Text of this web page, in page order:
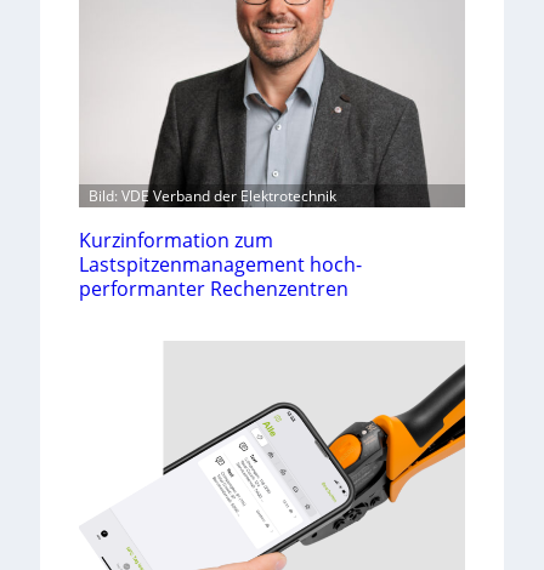
Bild: VDE Verband der Elektrotechnik
Kurzinformation zum
Lastspitzenmanagement hoch-
performanter Rechenzentren